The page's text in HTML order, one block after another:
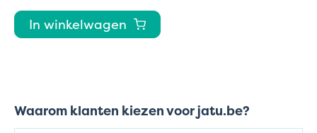
In winkelwagen
Waarom klanten kiezen voor jatu.be?